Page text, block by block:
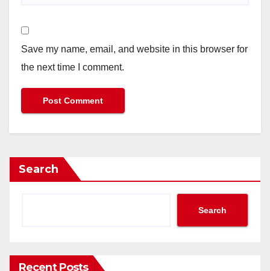
Save my name, email, and website in this browser for
the next time I comment.
Search
Search
Recent Posts